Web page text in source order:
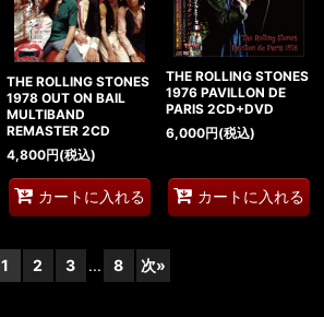
THE ROLLING STONES
1978 OUT ON BAIL
MULTIBAND
REMASTER 2CD
4,800円(税込)
カートに入れる
THE ROLLING STONES
1976 PAVILLON DE
PARIS 2CD+DVD
6,000円(税込)
カートに入れる
1 2 3 ... 8 次»